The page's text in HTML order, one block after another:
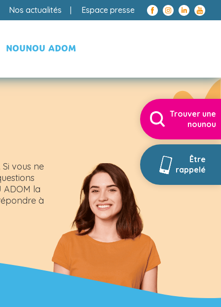
Nos actualités Espace presse
NOUNOU ADOM
Trouver une
nounou
Être
rappelé
vous ne
ADOM la
à